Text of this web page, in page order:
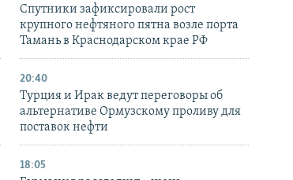
Спутники зафиксировали рост
крупного нефтяного пятна возле порта
Тамань в Краснодарском крае РФ
20:40
Турция и Ирак ведут переговоры об
альтернативе Ормузскому проливу для
поставок нефти
18:05